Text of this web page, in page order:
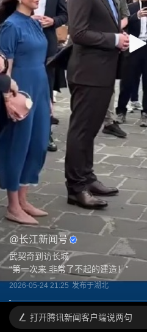
@长江新闻号
武契奇到访长城
“第一次来 非常了不起的建造！”
2026-05-24 21:25 发布于湖北
打开腾讯新闻客户端说两句